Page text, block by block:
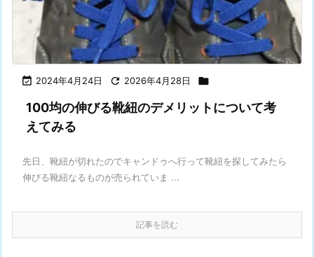
 2024年4月24日  2026年4月28日 
100均の伸びる靴紐のデメリットについて考
えてみる
先日、靴紐が切れたのでキャンドゥへ行って靴紐を探してみたら
伸びる靴紐なるものが売られていま ...
記事を読む